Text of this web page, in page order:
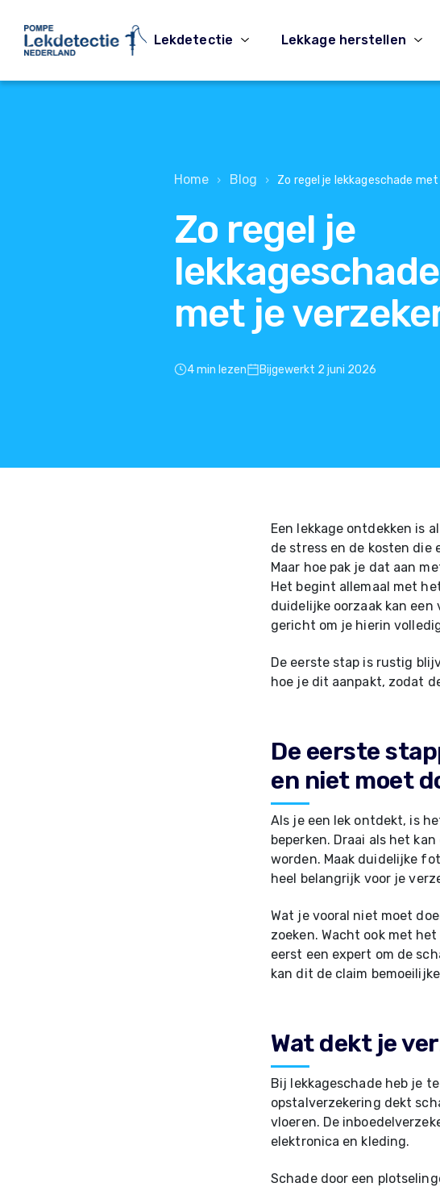
Lekdetectie Lekkage herstellen
Home › Blog › Zo regel je lekkageschade
Zo regel je
lekkageschade
met je
4 min lezen Bijgewerkt 2 juni 2026
Een lekkage ontdekken is
de stress en de kosten die
Maar hoe pak je dat aan
Het begint allemaal met
duidelijke oorzaak kan een
gericht om je hierin
De eerste stap is rustig
hoe je dit aanpakt, zodat
De eerste
en niet moet
Als je een lek ontdekt, is
beperken. Draai als het
worden. Maak duidelijke
heel belangrijk voor je
Wat je vooral niet moet
zoeken. Wacht ook met
eerst een expert om de
kan dit de claim
Wat dekt je
Bij lekkageschade heb je
opstalverzekering dekt
vloeren. De
elektronica en kleding.
Schade door een